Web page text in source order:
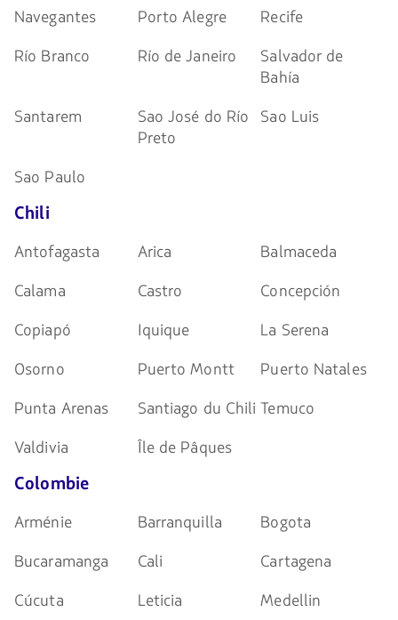
Navegantes Porto Alegre
Recife
Río Branco
Río de Janeiro
Salvador de
Bahía
Santarem
Sao José do Río
Preto
Sao Luis
Sao Paulo
Chili
Antofagasta Arica
Balmaceda
Calama
Castro
Concepción
Copiapó
Iquique
La Serena
Osorno
Puerto Montt
Puerto Natales
Punta Arenas
Santiago du Chili Temuco
Valdivia
Île de Pâques
Colombie
Arménie Barranquilla
Bogota
Bucaramanga
Cali
Cartagena
Cúcuta
Leticia
Medellin